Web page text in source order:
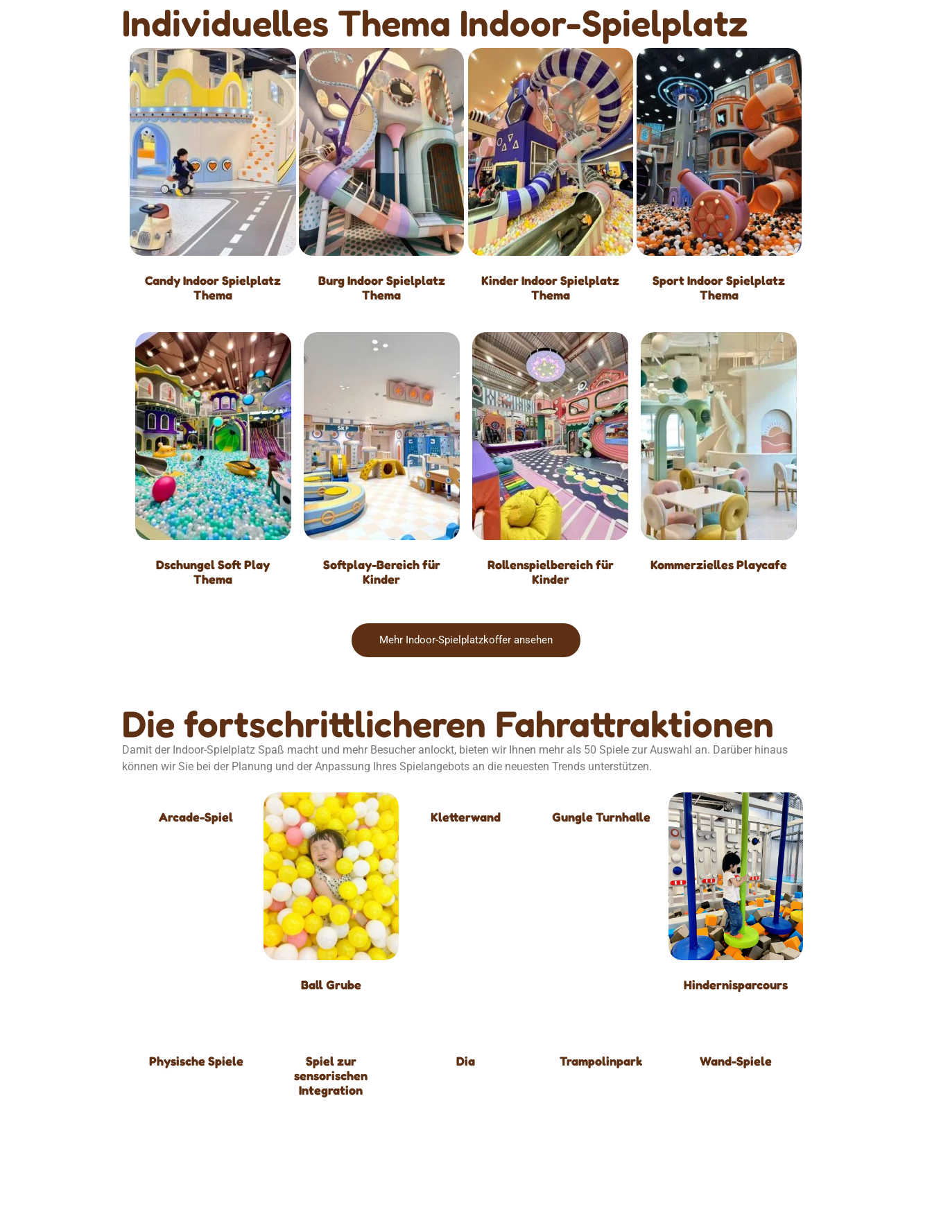
Individuelles Thema Indoor-Spielplatz
Candy Indoor Spielplatz
Thema
Burg Indoor Spielplatz
Thema
Kinder Indoor Spielplatz
Thema
Sport Indoor Spielplatz
Thema
Dschungel Soft Play
Thema
Softplay-Bereich für
Kinder
Rollenspielbereich für
Kinder
Kommerzielles Playcafe
Mehr Indoor-Spielplatzkoffer ansehen
Die fortschrittlicheren Fahrattraktionen
Damit der Indoor-Spielplatz Spaß macht und mehr Besucher anlockt, bieten wir Ihnen mehr als 50 Spiele zur Auswahl an. Darüber hinaus
können wir Sie bei der Planung und der Anpassung Ihres Spielangebots an die neuesten Trends unterstützen.
Arcade-Spiel
Ball Grube
Kletterwand Gungle Turnhalle
Hindernisparcours
Physische Spiele
Spiel zur
sensorischen
Integration
Dia Trampolinpark Wand-Spiele